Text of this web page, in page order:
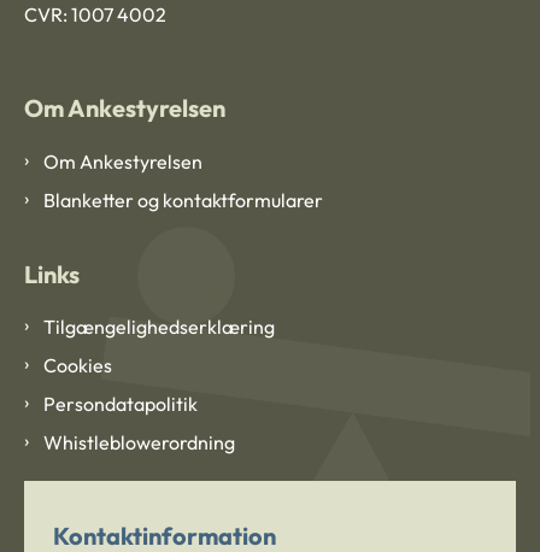
CVR: 1007 4002
Om Ankestyrelsen
Om Ankestyrelsen
Blanketter og kontaktformularer
Links
Tilgængelighedserklæring
Cookies
Persondatapolitik
Whistleblowerordning
Kontaktinformation